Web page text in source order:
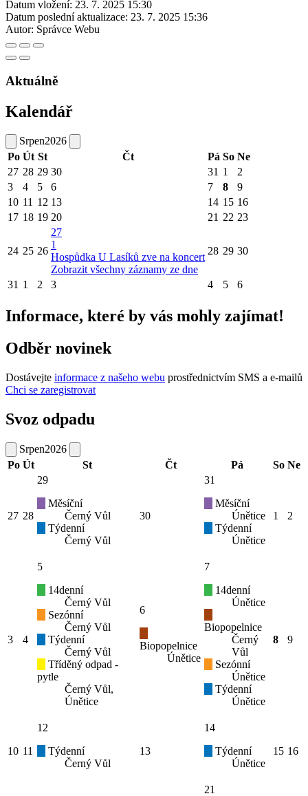
Datum vložení: 23. 7. 2025 15:30
Datum poslední aktualizace: 23. 7. 2025 15:36
Autor: Správce Webu
Aktuálně
Kalendář
Srpen2026
Po Út St Čt Pá So Ne
27 28 29 30 31 1
2
3
4 5 6 7 8
9
10 11 12 13 14 15 16
17 18 19 20 21 22 23
24 25 26
27
1
Hospůdka U Lasíků zve na koncert
Zobrazit všechny záznamy ze dne
28 29 30
31 1 2 3 4 5 6
Informace, které by vás mohly zajímat!
Odběr novinek
Dostávejte informace z našeho webu prostřednictvím SMS a e-mailů
Chci se zaregistrovat
Svoz odpadu
Srpen2026
Po Út St Čt Pá So Ne
27 28
29
Měsíční
Černý Vůl
Týdenní
Černý Vůl
30
31
Měsíční
Únětice
Týdenní
Únětice
1 2
3 4
5
14denní
Černý Vůl
Sezónní
Černý Vůl
Týdenní
Černý Vůl
Tříděný odpad -
pytle
Černý Vůl,
Únětice
6
Biopopelnice
Únětice
7
14denní
Únětice
Biopopelnice
Černý
Vůl
Sezónní
Únětice
Týdenní
Únětice
8 9
10 11
12
Týdenní
Černý Vůl
13
14
Týdenní
Únětice
15 16
21